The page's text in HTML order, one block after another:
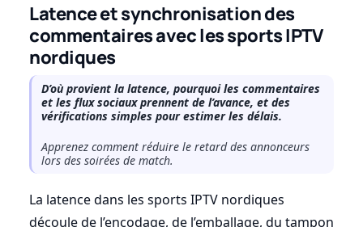
Latence et synchronisation des
commentaires avec les sports IPTV
nordiques
D’où provient la latence, pourquoi les commentaires
et les flux sociaux prennent de l’avance, et des
vérifications simples pour estimer les délais.
Apprenez comment réduire le retard des annonceurs
lors des soirées de match.
La latence dans les sports IPTV nordiques
découle de l’encodage, de l’emballage, du tampon